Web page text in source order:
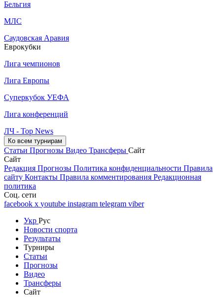
Бельгия
МЛС
Саудовская Аравия
Еврокубки
Лига чемпионов
Лига Европы
Суперкубок УЕФА
Лига конференций
ЛЧ - Top News
Ко всем турнирам
Статьи Прогнозы Видео Трансферы Сайт
Сайт
Редакция Прогнозы Политика конфиденциальности Правила
сайту Контакты Правила комментирования Редакционная
политика
Соц. сети
facebook x youtube instagram telegram viber
Укр Рус
Новости спорта
Результаты
Турниры
Статьи
Прогнозы
Видео
Трансферы
Сайт